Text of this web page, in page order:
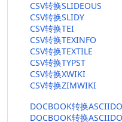
CSV转换SLIDEOUS
CSV转换SLIDY
CSV转换TEI
CSV转换TEXINFO
CSV转换TEXTILE
CSV转换TYPST
CSV转换XWIKI
CSV转换ZIMWIKI
DOCBOOK转换
DOCBOOK转换